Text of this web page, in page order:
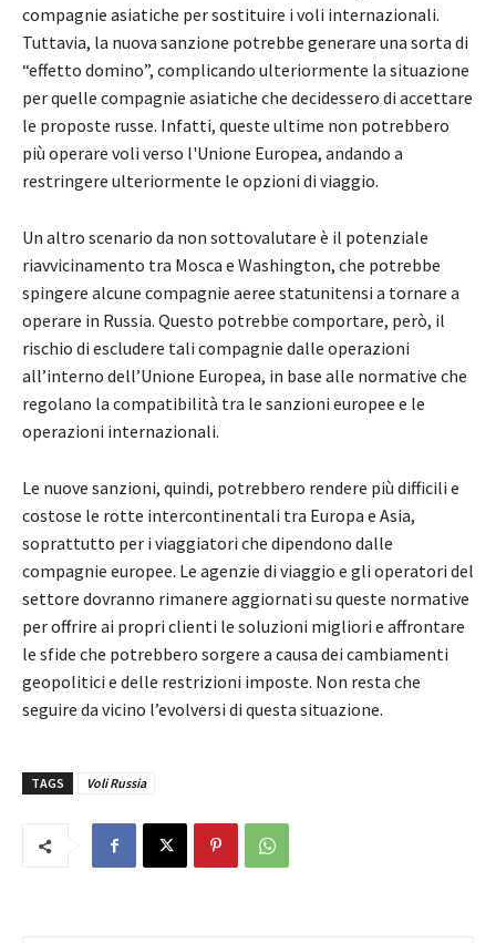
compagnie asiatiche per sostituire i voli internazionali.
Tuttavia, la nuova sanzione potrebbe generare una sorta di
“effetto domino”, complicando ulteriormente la situazione
per quelle compagnie asiatiche che decidessero di accettare
le proposte russe. Infatti, queste ultime non potrebbero
più operare voli verso l'Unione Europea, andando a
restringere ulteriormente le opzioni di viaggio.
Un altro scenario da non sottovalutare è il potenziale
riavvicinamento tra Mosca e Washington, che potrebbe
spingere alcune compagnie aeree statunitensi a tornare a
operare in Russia. Questo potrebbe comportare, però, il
rischio di escludere tali compagnie dalle operazioni
all’interno dell’Unione Europea, in base alle normative che
regolano la compatibilità tra le sanzioni europee e le
operazioni internazionali.
Le nuove sanzioni, quindi, potrebbero rendere più difficili e
costose le rotte intercontinentali tra Europa e Asia,
soprattutto per i viaggiatori che dipendono dalle
compagnie europee. Le agenzie di viaggio e gli operatori del
settore dovranno rimanere aggiornati su queste normative
per offrire ai propri clienti le soluzioni migliori e affrontare
le sfide che potrebbero sorgere a causa dei cambiamenti
geopolitici e delle restrizioni imposte. Non resta che
seguire da vicino l’evolversi di questa situazione.
TAGS Voli Russia